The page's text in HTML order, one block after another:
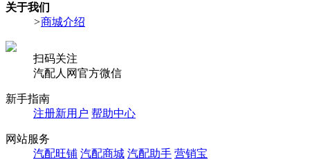
关于我们
>商城介绍
扫码关注
汽配人网官方微信
新手指南
注册新用户 帮助中心
网站服务
汽配旺铺 汽配商城 汽配助手 营销宝